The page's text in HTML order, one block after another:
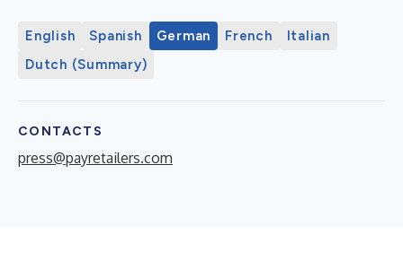
English Spanish German French
Italian
Dutch (Summary)
CONTACTS
press@payretailers.com